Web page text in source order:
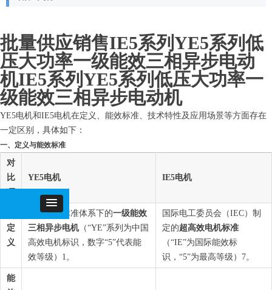
批量供应销售IE5系列YE5系列低
压大功率一级能效三相异步电动
机IE5系列YE5系列低压大功率一
级能效三相异步电动机
YE5电机和IE5电机在定义、能效标准、技术特性及应用场景等方面存在
一定区别，具体如下：
一、定义与能效标准
对
比
YE5电机 IE5电机
定
义
中国能效标准体系下的一级能效
三相异步电机（“YE”系列为中国
高效电机标识，数字“5”代表能
效等级）1。
国际电工委员会（IEC）制
定的超高效电机标准
（“IE”为国际能效标
识，“5”为最高等级）7。
能